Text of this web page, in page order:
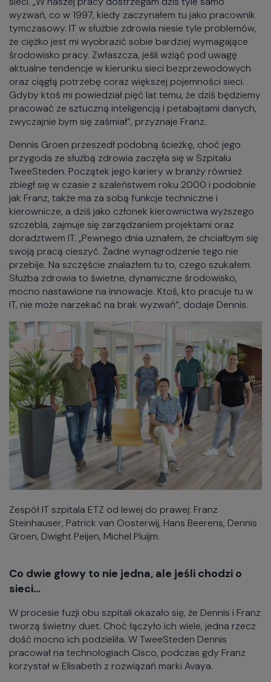
wyzwań, co w 1997, kiedy zaczynałem tu jako pracownik
tymczasowy. IT w służbie zdrowia niesie tyle problemów,
że ciężko jest mi wyobrazić sobie bardziej wymagające
środowisko pracy. Zwłaszcza, jeśli wziąć pod uwagę
aktualne tendencje w kierunku sieci bezprzewodowych
oraz ciągłą potrzebę coraz większej pojemności sieci.
Gdyby ktoś mi powiedział pięć lat temu, że dziś będziemy
pracować ze sztuczną inteligencją i petabajtami danych,
zwyczajnie bym się zaśmiał”, przyznaje Franz.
Dennis Groen przeszedł podobną ścieżkę, choć jego
przygoda ze służbą zdrowia zaczęła się w Szpitalu
TweeSteden. Początek jego kariery w branży również
zbiegł się w czasie z szaleństwem roku 2000 i podobnie
jak Franz, także ma za sobą funkcje techniczne i
kierownicze, a dziś jako członek kierownictwa wyższego
szczebla, zajmuje się zarządzaniem projektami oraz
doradztwem IT. „Pewnego dnia uznałem, że chciałbym się
swoją pracą cieszyć. Żadne wynagrodzenie tego nie
przebije. Na szczęście znalazłem tu to, czego szukałem.
Służba zdrowia to świetne, dynamiczne środowisko,
mocno nastawione na innowacje. Ktoś, kto pracuje tu w
IT, nie może narzekać na brak wyzwań”, dodaje Dennis.
Zespół IT szpitala ETZ od lewej do prawej: Franz
Steinhauser, Patrick van Oosterwij, Hans Beerens, Dennis
Groen, Dwight Peijen, Michel Pluijm.
Co dwie głowy to nie jedna, ale jeśli chodzi o
sieci…
W procesie fuzji obu szpitali okazało się, że Dennis i Franz
tworzą świetny duet. Choć łączyło ich wiele, jedna rzecz
dość mocno ich podzieliła. W TweeSteden Dennis
pracował na technologiach Cisco, podczas gdy Franz
korzystał w Elisabeth z rozwiązań marki Avaya.